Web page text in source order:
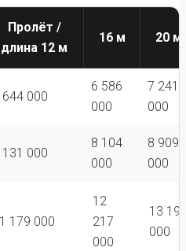
Пролёт /
длина 12 м
16 м 20 м
644 000
6 586
000
7 241
000
000
8 104
000
8 909
000
179 000
12
217
000
13
000